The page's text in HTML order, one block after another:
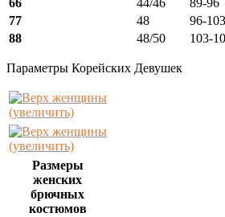
66
44/46 89-96
77
48 96-103
88
48/50 103-
Параметры Корейских Девушек
(увеличить)
(увеличить)
Размеры
женских
брючных
костюмов